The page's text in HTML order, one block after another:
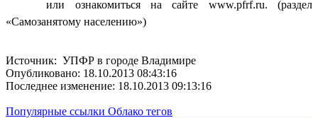
или ознакомиться на сайте www.pfrf.ru. (раздел
«Самозанятому населению»)
Источник: УПФР в городе Владимире
Опубликовано: 18.10.2013 08:43:16
Последнее изменение: 18.10.2013 09:13:16
Популярные ссылки Облако тегов